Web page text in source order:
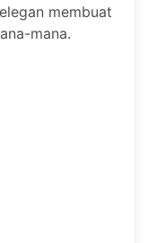
membuat
mana.